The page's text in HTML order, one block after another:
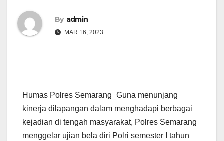
By admin
MAR 16, 2023
Humas Polres Semarang_Guna menunjang
kinerja dilapangan dalam menghadapi berbagai
kejadian di tengah masyarakat, Polres Semarang
menggelar ujian bela diri Polri semester I tahun